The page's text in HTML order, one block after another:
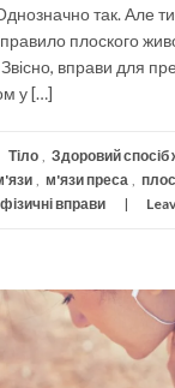
так. Але
плоского
Звісно, вправи для
у […]
Тіло , Здоровий спосіб
, м'язи преса ,
фізичні вправи